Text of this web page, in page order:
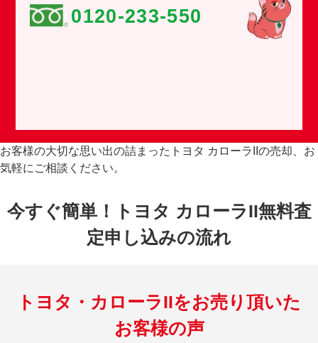
0120-233-550
お客様の大切な思い出の詰まったトヨタ カローラIIの売却、お
気軽にご相談ください。
今すぐ簡単！トヨタ カローラII無料査
定申し込みの流れ
トヨタ・カローラIIをお売り頂いた
お客様の声